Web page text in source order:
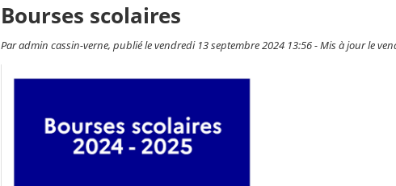
Bourses scolaires
Par admin cassin-verne, publié le vendredi 13 septembre 2024 13:56 - Mis à jour le